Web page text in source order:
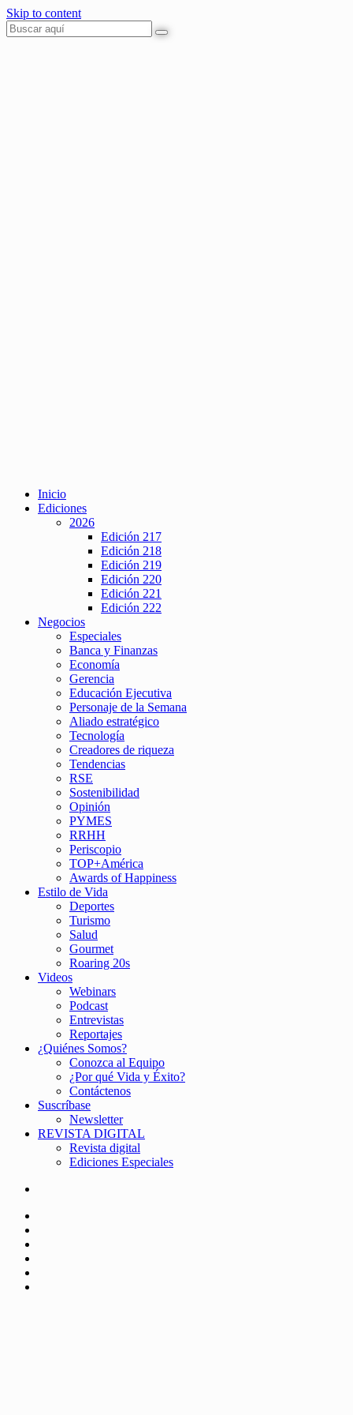
Skip to content
Inicio
Ediciones
2026
Edición 217
Edición 218
Edición 219
Edición 220
Edición 221
Edición 222
Negocios
Especiales
Banca y Finanzas
Economía
Gerencia
Educación Ejecutiva
Personaje de la Semana
Aliado estratégico
Tecnología
Creadores de riqueza
Tendencias
RSE
Sostenibilidad
Opinión
PYMES
RRHH
Periscopio
TOP+América
Awards of Happiness
Estilo de Vida
Deportes
Turismo
Salud
Gourmet
Roaring 20s
Videos
Webinars
Podcast
Entrevistas
Reportajes
¿Quiénes Somos?
Conozca al Equipo
¿Por qué Vida y Éxito?
Contáctenos
Suscríbase
Newsletter
REVISTA DIGITAL
Revista digital
Ediciones Especiales